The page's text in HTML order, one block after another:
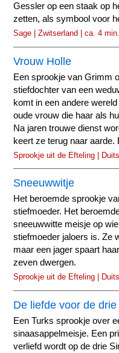
Gessler op een staak op
zetten, als symbool voor
Sage | Zwitserland | ca. 4 min.
Vrouw Holle
Een sprookje van Grimm
stiefdochter van een
komt in een andere
oude vrouw die haar als
Na jaren trouwe dienst
keert ze terug naar
Sprookje uit de Efteling |
Sneeuwwitje
Het beroemde sprookje
stiefmoeder. Het
sneeuwwitte meisje op
stiefmoeder jaloers is. Ze
maar een jager spaart
zeven dwergen.
Sprookje uit de Efteling |
De liefde voor de
Een Turks sprookje over
sinaasappelmeisje. Een
verliefd wordt op de drie